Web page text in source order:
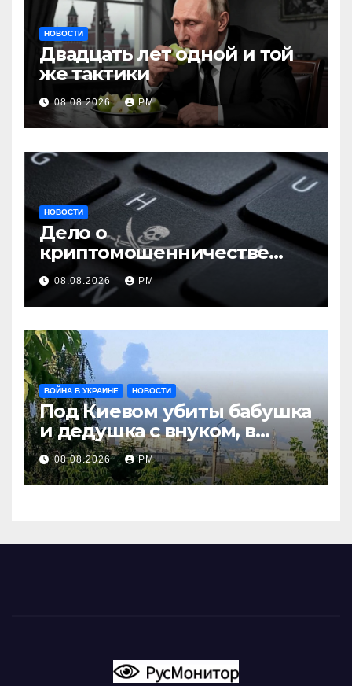
НОВОСТИ
Двадцать лет одной и той
же тактики
08.08.2026 РМ
НОВОСТИ
Дело о
криптомошенничестве
оборачивают в содействие
терроризму
08.08.2026 РМ
ВОЙНА В УКРАИНЕ НОВОСТИ
Под Киевом убиты бабушка
и дедушка с внуком, в
Поволжье и на Кубани
вновь горят НПЗ
08.08.2026 РМ